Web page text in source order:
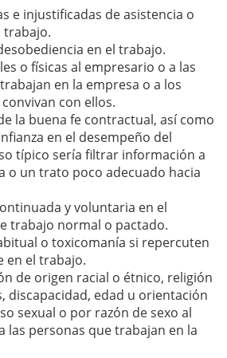
e injustificadas de asistencia o
trabajo.
en el trabajo.
o físicas al empresario o a las
en la empresa o a los
con ellos.
la buena fe contractual, así como
en el desempeño del
típico sería filtrar información a
o un trato poco adecuado hacia
y voluntaria en el
trabajo normal o pactado.
o toxicomanía si repercuten
en el trabajo.
de origen racial o étnico, religión
discapacidad, edad u orientación
sexual o por razón de sexo al
las personas que trabajan en la